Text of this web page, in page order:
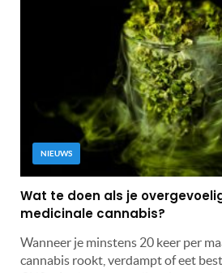
NIEUWS
Wat te doen als je
medicinale cannabis?
Wanneer je minstens 20 keer per
cannabis rookt, verdampt of eet